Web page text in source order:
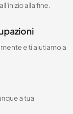
alla fine.
e ti aiutiamo a
a tua